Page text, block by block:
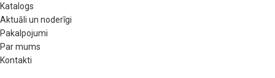
Katalogs
Aktuāli un noderīgi
Pakalpojumi
Par mums
Kontakti